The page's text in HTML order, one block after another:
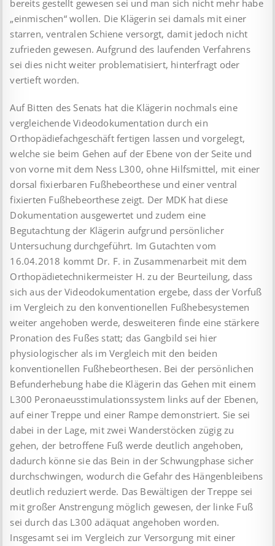
bereits gestellt gewesen sei und man sich nicht mehr habe
„einmischen“ wollen. Die Klägerin sei damals mit einer
starren, ventralen Schiene versorgt, damit jedoch nicht
zufrieden gewesen. Aufgrund des laufenden Verfahrens
sei dies nicht weiter problematisiert, hinterfragt oder
vertieft worden.
Auf Bitten des Senats hat die Klägerin nochmals eine
vergleichende Videodokumentation durch ein
Orthopädiefachgeschäft fertigen lassen und vorgelegt,
welche sie beim Gehen auf der Ebene von der Seite und
von vorne mit dem Ness L300, ohne Hilfsmittel, mit einer
dorsal fixierbaren Fußhebeorthese und einer ventral
fixierten Fußhebeorthese zeigt. Der MDK hat diese
Dokumentation ausgewertet und zudem eine
Begutachtung der Klägerin aufgrund persönlicher
Untersuchung durchgeführt. Im Gutachten vom
16.04.2018 kommt Dr. F. in Zusammenarbeit mit dem
Orthopädietechnikermeister H. zu der Beurteilung, dass
sich aus der Videodokumentation ergebe, dass der Vorfuß
im Vergleich zu den konventionellen Fußhebesystemen
weiter angehoben werde, desweiteren finde eine stärkere
Pronation des Fußes statt; das Gangbild sei hier
physiologischer als im Vergleich mit den beiden
konventionellen Fußhebeorthesen. Bei der persönlichen
Befunderhebung habe die Klägerin das Gehen mit einem
L300 Peronaeusstimulationssystem links auf der Ebenen,
auf einer Treppe und einer Rampe demonstriert. Sie sei
dabei in der Lage, mit zwei Wanderstöcken zügig zu
gehen, der betroffene Fuß werde deutlich angehoben,
dadurch könne sie das Bein in der Schwungphase sicher
durchschwingen, wodurch die Gefahr des Hängenbleibens
deutlich reduziert werde. Das Bewältigen der Treppe sei
mit großer Anstrengung möglich gewesen, der linke Fuß
sei durch das L300 adäquat angehoben worden.
Insgesamt sei im Vergleich zur Versorgung mit einer